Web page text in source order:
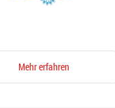
Mehr erfahren